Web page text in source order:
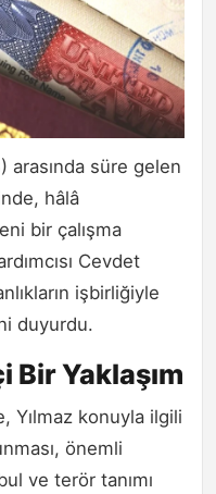
arasında süre gelen
hâlâ
bir çalışma
Cevdet
işbirliğiyle
duyurdu.
Bir Yaklaşım
Yılmaz konuyla ilgili
önemli
ve terör tanımı